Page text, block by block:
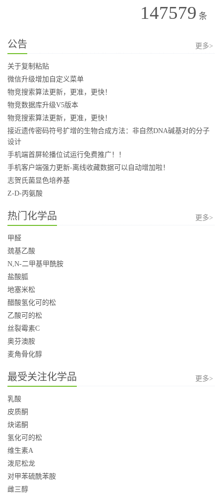
147579 条
公告 更多>
关于复制粘贴
微信升级增加自定义菜单
物竞搜索算法更新，更准，更快！
物竞数据库升级V5版本
物竞搜索算法更新，更准，更快！
接近遗传密码符号扩增的生物合成方法：非自然DNA碱基对的分子
设计
手机端首屏轮播位试运行免费推广！！
手机客户端强力更新-离线收藏数据可以自动增加啦！
志贺氏菌显色培养基
Z-D-丙氨酸
热门化学品 更多>
甲醛
巯基乙酸
N,N-二甲基甲酰胺
盐酸胍
地塞米松
醋酸氢化可的松
乙酸可的松
丝裂霉素C
奥芬澳胺
麦角骨化醇
最受关注化学品 更多>
乳酸
皮质酮
炔诺酮
氢化可的松
维生素A
泼尼松龙
对甲苯硫酰苯胺
雌三醇